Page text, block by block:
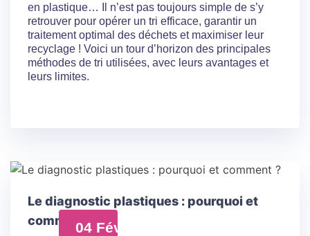
en plastique… Il n’est pas toujours simple de s’y
retrouver pour opérer un tri efficace, garantir un
traitement optimal des déchets et maximiser leur
recyclage ! Voici un tour d’horizon des principales
méthodes de tri utilisées, avec leurs avantages et
leurs limites.
04 Fév
Le diagnostic plastiques : pourquoi et
comment ?